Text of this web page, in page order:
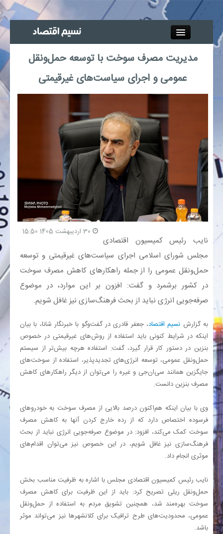
جذب خبرنگار
آگهی استخدام
پیوند‌ها
چند رسانه‌ای
صنعت معدن و تجارت
بیمه و بورس
انرژی
اقتصاد
خانه
مدیریت مصرف سوخت با توسعه حمل‌ونقل
عمومی و اجرای سیاست‌های غیرقیمتی
نایب رئیس کمیسیون اقتصادی
مجلس شورای اسلامی اجرای سیاست‌های غیرقیمتی و توسعه
حمل‌ونقل عمومی را از جمله راهکارهای کاهش مصرف سوخت
در کشور برشمرد و گفت: افزون بر این موارد، در موضوع
صرفه‌جویی انرژی نباید از بحث فرهنگ‌سازی نیز غافل شویم.
به گزارش نسیم اقتصاد، جعفر قادری در گفت‌وگو با خبرنگار شانا، با بیان
اینکه در شرایط کنونی باید استفاده از روش‌های غیرقیمتی در خصوص
بنزین در دستور کار قرار گیرد، گفت: استفاده هرچه بیش‌تر از سیستم
حمل‌ونقل عمومی، توسعه انرژی‌های تجدیدپذیر، استفاده از سوخت‌های
جایگزین همانند سی‌ان‌جی و غیره را می‌توان از دیگر راهکارهای کاهش
مصرف بنزین دانست.
وی با بیان اینکه هم‌اکنون درصد بالایی از مصرف سوخت به خودروهای
فرسوده اختصاص دارد که از رده خارج کردن آنها به کاهش مصرف
سوخت کمک می‌کند، افزود: در موضوع صرفه‌جویی انرژی نباید از بحث
فرهنگ‌سازی نیز غافل شویم، در این خصوص نیز می‌توان اقدام‌های
موثری انجام داد.
نایب رئیس کمیسیون اقتصادی مجلس با اشاره به ظرفیت مناسب بخش
حمل‌ونقل ریلی تصریح کرد: باید از این ظرفیت برای کاهش مصرف
سوخت بهره‌مند شد، همچنین تشویق مردم به استفاده از حمل‌ونقل
عمومی، محدودیت‌های طرح ترافیک برای کلانشهرها نیز می‌تواند موثر
باشد.